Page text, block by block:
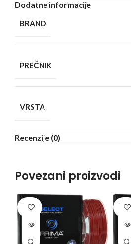
Dodatne informacije
BRAND
PREČNIK
VRSTA
Recenzije (0)
Povezani proizvodi
SOLD
OUT
SOLD
OUT